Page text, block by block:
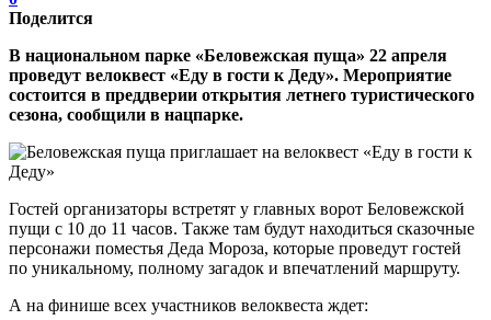
Поделится
В национальном парке «Беловежская пуща» 22 апреля
проведут велоквест «Еду в гости к Деду». Мероприятие
состоится в преддверии открытия летнего туристического
сезона, сообщили в нацпарке.
Гостей организаторы встретят у главных ворот Беловежской
пущи с 10 до 11 часов. Также там будут находиться сказочные
персонажи поместья Деда Мороза, которые проведут гостей
по уникальному, полному загадок и впечатлений маршруту.
А на финише всех участников велоквеста ждет: